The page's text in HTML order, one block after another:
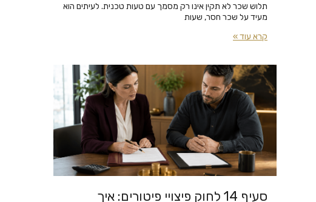
תלוש שכר לא תקין אינו רק מסמך עם טעות טכנית. לעיתים הוא
מעיד על שכר חסר, שעות
קרא עוד »
סעיף 14 לחוק פיצויי פיטורים: איך